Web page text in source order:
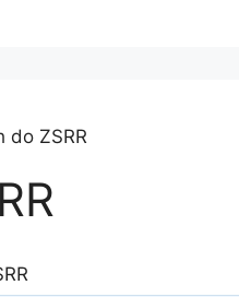
do ZSRR